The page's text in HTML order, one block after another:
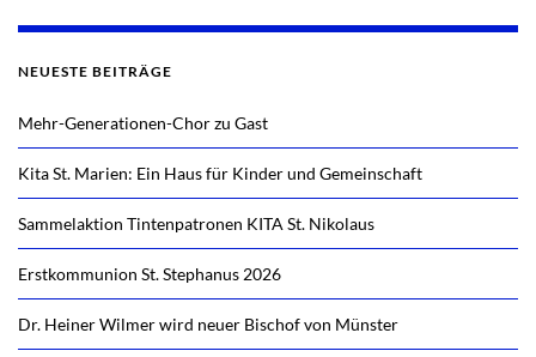
NEUESTE BEITRÄGE
Mehr-Generationen-Chor zu Gast
Kita St. Marien: Ein Haus für Kinder und Gemeinschaft
Sammelaktion Tintenpatronen KITA St. Nikolaus
Erstkommunion St. Stephanus 2026
Dr. Heiner Wilmer wird neuer Bischof von Münster